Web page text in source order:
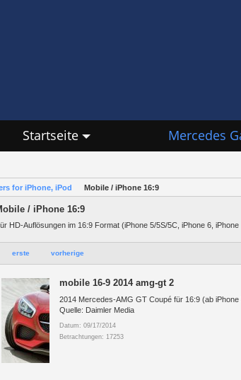
Startseite Mercedes
for iPhone, iPod Mobile / iPhone 16:9
/ iPhone 16:9
HD-Auflösungen im 16:9 Format (iPhone 5/5S/5C, iPhone 6,
erste vorherige
mobile 16-9 2014 amg-gt 2
2014 Mercedes-AMG GT Coupé für 16:9 (ab iPhone
Quelle: Daimler Media
Datum: 09/17/2014
Betrachtungen: 17253